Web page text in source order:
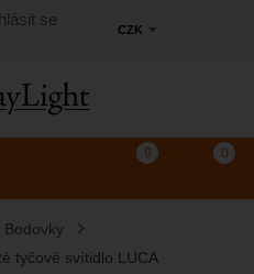
se
CZK
Košík 0
(prázdný)
0
Porovnání produktů
Bodovky
tyčové svítidlo LUCA